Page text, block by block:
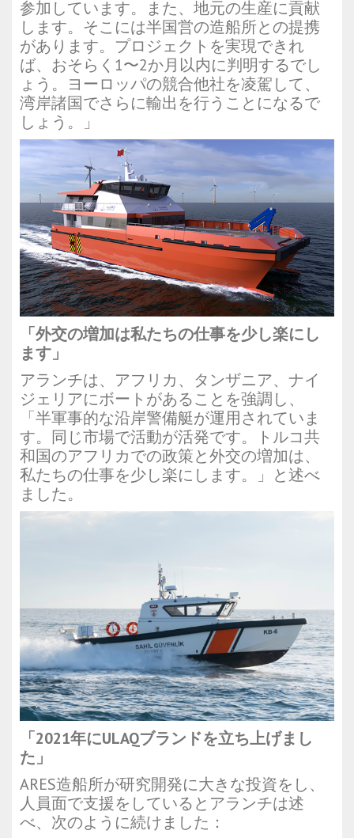
参加しています。また、地元の生産に貢献
します。そこには半国営の造船所との提携
があります。プロジェクトを実現できれ
ば、おそらく1〜2か月以内に判明するでし
ょう。ヨーロッパの競合他社を凌駕して、
湾岸諸国でさらに輸出を行うことになるで
しょう。」
「外交の増加は私たちの仕事を少し楽にし
ます」
アランチは、アフリカ、タンザニア、ナイ
ジェリアにボートがあることを強調し、
「半軍事的な沿岸警備艇が運用されていま
す。同じ市場で活動が活発です。トルコ共
和国のアフリカでの政策と外交の増加は、
私たちの仕事を少し楽にします。」と述べ
ました。
「2021年にULAQブランドを立ち上げまし
た」
ARES造船所が研究開発に大きな投資をし、
人員面で支援をしているとアランチは述
べ、次のように続けました：